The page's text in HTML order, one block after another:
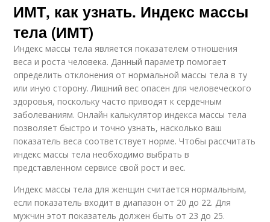
ИМТ, как узнать. Индекс массы
тела (ИМТ)
Индекс массы тела является показателем отношения
веса и роста человека. Данный параметр помогает
определить отклонения от нормальной массы тела в ту
или иную сторону. Лишний вес опасен для человеческого
здоровья, поскольку часто приводят к сердечным
заболеваниям. Онлайн калькулятор индекса массы тела
позволяет быстро и точно узнать, насколько ваш
показатель веса соответствует норме. Чтобы рассчитать
индекс массы тела необходимо выбрать в
представленном сервисе свой рост и вес.
Индекс массы тела для женщин считается нормальным,
если показатель входит в диапазон от 20 до 22. Для
мужчин этот показатель должен быть от 23 до 25.